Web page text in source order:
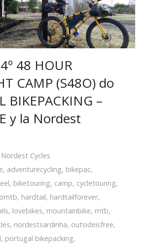
48 HOUR
CAMP (S48O) do
BIKEPACKING –
y la Nordest
Nordest Cycles
, adventurecycling, bikepac,
, biketouring, camp, cycletouring,
, hardtail, hardtailforever,
, lovebikes, mountainbike, mtb,
, nordestsardinha, outsideisfree,
, portugal bikepacking,